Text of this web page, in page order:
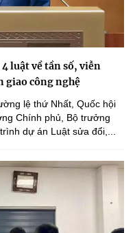
luật về tần số, viễn
giao công nghệ
lệ thứ Nhất, Quốc hội
Chính phủ, Bộ trưởng
dự án Luật sửa đổi,...